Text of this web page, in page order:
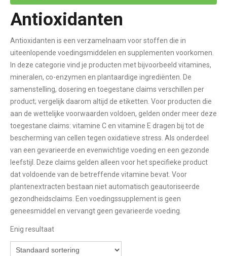
Antioxidanten
Antioxidanten is een verzamelnaam voor stoffen die in
uiteenlopende voedingsmiddelen en supplementen voorkomen.
In deze categorie vind je producten met bijvoorbeeld vitamines,
mineralen, co-enzymen en plantaardige ingrediënten. De
samenstelling, dosering en toegestane claims verschillen per
product; vergelijk daarom altijd de etiketten. Voor producten die
aan de wettelijke voorwaarden voldoen, gelden onder meer deze
toegestane claims: vitamine C en vitamine E dragen bij tot de
bescherming van cellen tegen oxidatieve stress. Als onderdeel
van een gevarieerde en evenwichtige voeding en een gezonde
leefstijl. Deze claims gelden alleen voor het specifieke product
dat voldoende van de betreffende vitamine bevat. Voor
plantenextracten bestaan niet automatisch geautoriseerde
gezondheidsclaims. Een voedingssupplement is geen
geneesmiddel en vervangt geen gevarieerde voeding.
Enig resultaat